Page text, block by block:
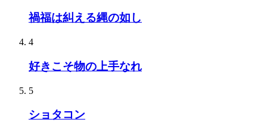
禍福は糾える縄の如し
4
好きこそ物の上手なれ
5
ショタコン